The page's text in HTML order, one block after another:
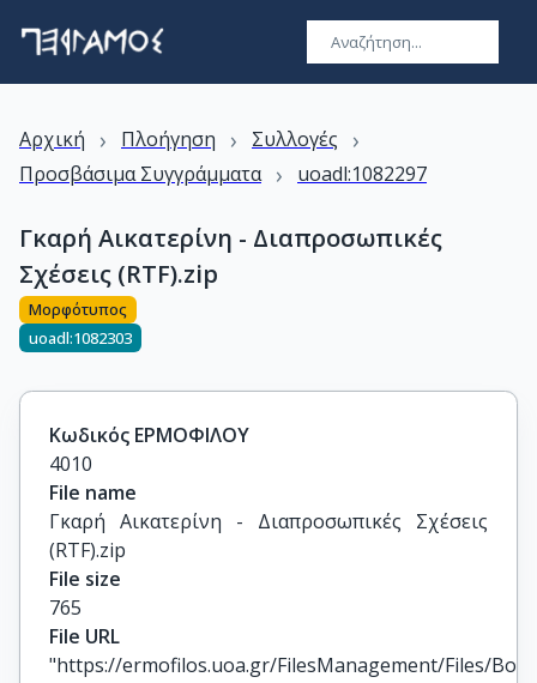
Αρχική › Πλοήγηση › Συλλογές ›
Προσβάσιμα Συγγράμματα › uoadl:1082297
Γκαρή Αικατερίνη - Διαπροσωπικές
Σχέσεις (RTF).zip
Μορφότυπος
uoadl:1082303
Κωδικός ΕΡΜΟΦΙΛΟΥ
4010
File name
Γκαρή Αικατερίνη - Διαπροσωπικές Σχέσεις
(RTF).zip
File size
765
File URL
"https://ermofilos.uoa.gr/FilesManagement/Files/